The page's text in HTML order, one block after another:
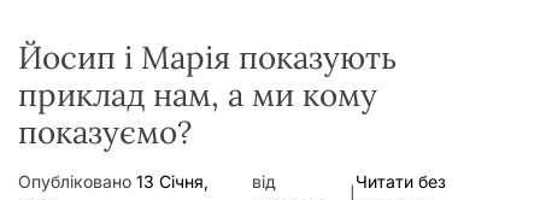
Йосип і Марія показують
приклад нам, а ми кому
показуємо?
Опубліковано 13 Січня,
від
Читати без